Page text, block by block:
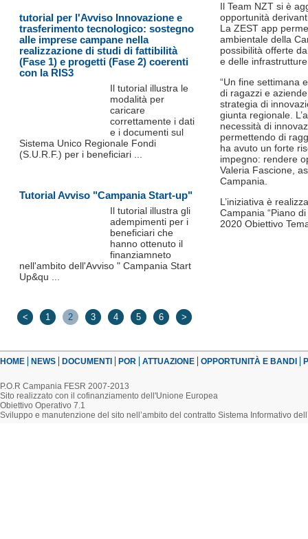
Il Team NZT si è
opportunità
La ZEST app
ambientale della
possibilità offerte
e delle
“Un fine settimana
di ragazzi e
strategia di
giunta regionale.
necessità di
permettendo di
ha avuto un forte
impegno: rendere
Valeria Fascione,
Campania.
L’iniziativa è
Campania “Piano
2020 Obiettivo
tutorial per l'Avviso Innovazione e
trasferimento tecnologico: sostegno
alle imprese campane nella
realizzazione di studi di fattibilità
(Fase 1) e progetti (Fase 2) coerenti
con la RIS3
Il tutorial illustra le
modalità per
caricare
correttamente i dati
e i documenti sul
Sistema Unico Regionale Fondi
(S.U.R.F.) per i beneficiari ...
Tutorial Avviso "Campania Start-up"
Il tutorial illustra gli
adempimenti per i
beneficiari che
hanno ottenuto il
finanziamneto
nell'ambito dell'Avviso " Campania Start
Up&qu ...
< 1 2 3 4 5 6 >
HOME NEWS DOCUMENTI POR ATTUAZIONE OPPORTUNITÀ E BANDI
P.O.R Campania FESR 2007-2013
Sito realizzato con il cofinanziamento dell'Unione Europea
Obiettivo Operativo 7.1
Sviluppo e manutenzione del sito nell’ambito del contratto Sistema Informativo